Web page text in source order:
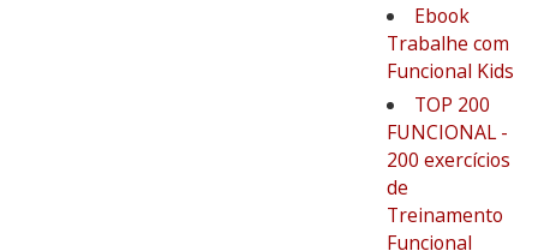
Ebook
Trabalhe com
Funcional Kids
TOP 200
FUNCIONAL -
200 exercícios
de
Treinamento
Funcional